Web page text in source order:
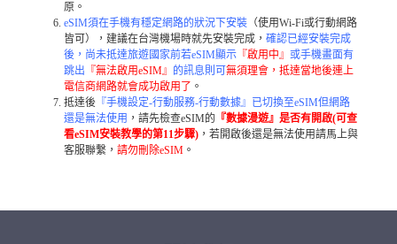
原。
eSIM須在手機有穩定網路的狀況下安裝 （使用Wi-Fi或行動網路
皆可），建議在台灣機場時就先安裝完成， 確認已經安裝完成
後，尚未抵達旅遊國家前若eSIM顯示 『啟用中』 或手機畫面有
跳出 『無法啟用eSIM』 的訊息則可 無須理會，抵達當地後連上
電信商網路就會成功啟用了 。
抵達後 『手機設定-行動服務-行動數據』已切換至eSIM但網路
還是無法使用 ，請先檢查eSIM的 『數據漫遊』是否有開啟(可查
看eSIM安裝教學的第11步驟) ，若開啟後還是無法使用請馬上與
客服聯繫， 請勿刪除eSIM 。